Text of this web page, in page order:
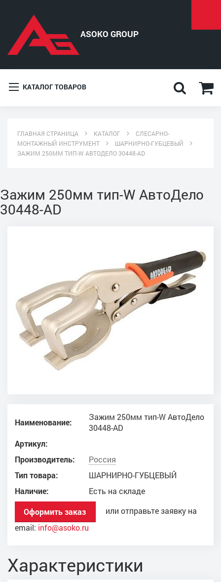
КАТАЛОГ ТОВАРОВ
ГЛАВНАЯ СТРАНИЦА КАТАЛОГ
СЛЕСАРНО-
МОНТАЖНЫЙ ИНСТРУМЕНТ
ШАРНИРНО-ГУБЦЕВЫЙ
ЗАЖИМ 250ММ ТИП-W АВТОДЕЛО 30448-AD
Зажим 250мм тип-W АвтоДело
30448-AD
Наименование:
Зажим 250мм тип-W АвтоДело
30448-AD
Артикул:
Производитель:
Россия
Тип товара:
ШАРНИРНО-ГУБЦЕВЫЙ
Наличие:
Есть на складе
Оформить заказ
или отправьте заявку на
email: info@asoko.ru
Характеристики